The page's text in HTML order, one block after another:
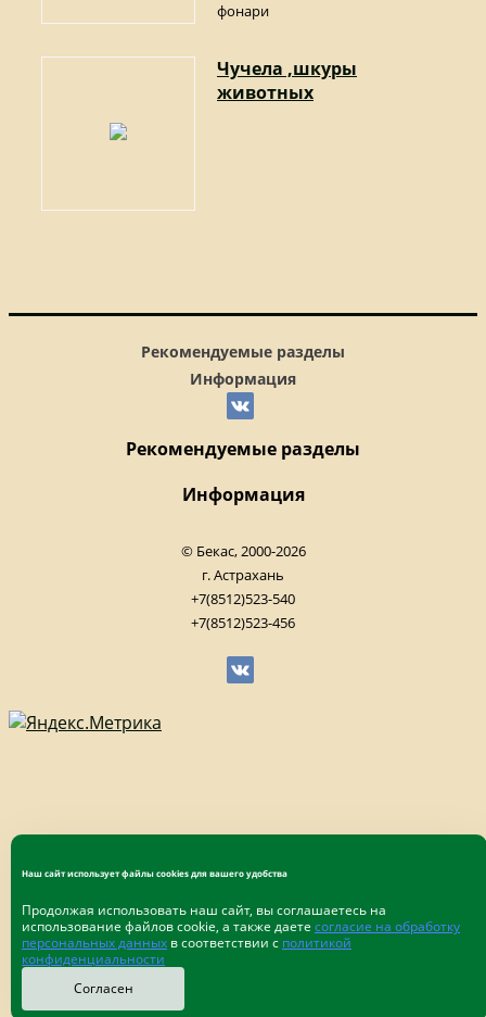
фонари
Чучела ,шкуры
животных
Рекомендуемые разделы
Информация
Рекомендуемые разделы
Информация
© Бекас, 2000-2026
г. Астрахань
+7(8512)523-540
+7(8512)523-456
Наш сайт использует файлы cookies для вашего удобства
Продолжая использовать наш сайт, вы соглашаетесь на
использование файлов cookie, а также даете согласие на обработку
персональных данных в соответствии с политикой
конфиденциальности
Согласен